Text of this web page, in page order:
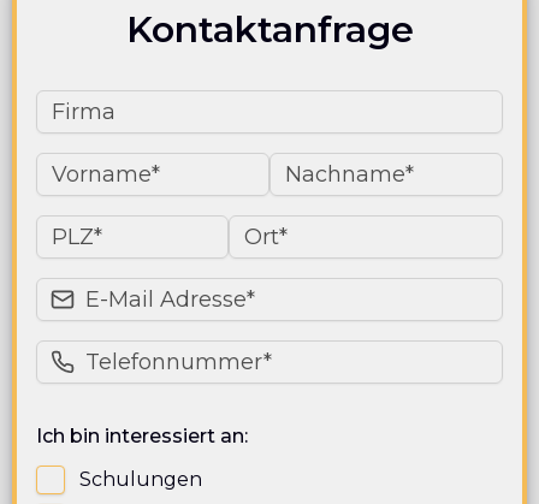
Kontaktanfrage
Ich bin interessiert an:
Schulungen